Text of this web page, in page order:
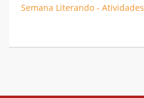
Semana Literando -